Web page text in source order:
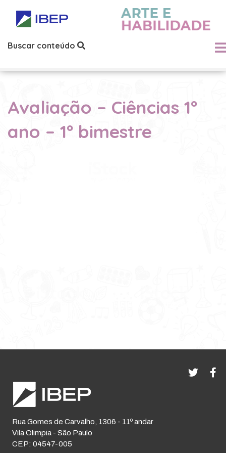
Buscar conteúdo
Avaliação – Ciências 1º
ano – 1º bimestre
Rua Gomes de Carvalho, 1306 - 11º andar
Vila Olimpia - São Paulo
CEP: 04547-005